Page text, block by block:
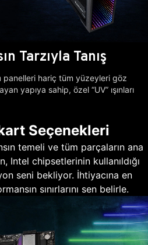
Tarzıyla Tanış
panelleri hariç tüm yüzeyleri göz
yapıya sahip, özel “UV” ışınları
Seçenekleri
temeli ve tüm parçaların ana
Intel chipsetlerinin kullanıldığı
seni bekliyor. İhtiyacına en
sınırlarını sen belirle.